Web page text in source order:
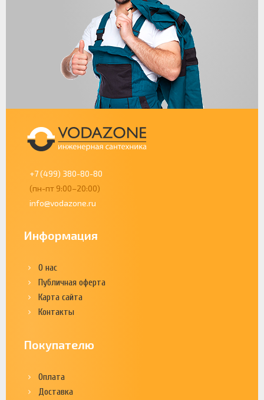
+7 (499) 380-80-80
(пн-пт 9:00–20:00)
info@vodazone.ru
Информация
О нас
Публичная оферта
Карта сайта
Контакты
Покупателю
Оплата
Доставка